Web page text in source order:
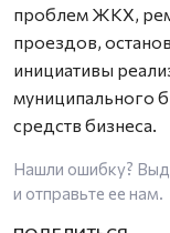
проблем ЖКХ,
проездов,
инициативы
муниципального
средств бизнеса.
Нашли ошибку?
и отправьте ее нам.